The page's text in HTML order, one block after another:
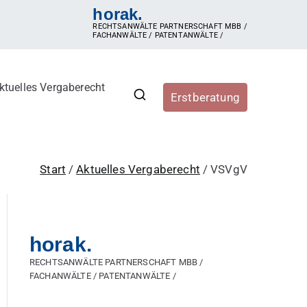
horak.
RECHTSANWÄLTE PARTNERSCHAFT MBB /
FACHANWÄLTE / PATENTANWÄLTE /
Vergabestellen sowie
e-Vergabe, öffentliche Ausschreibung,
Zuschlag, vorzeitige Beendigung der Vergabe,
Vergaberecht
Erstberatung
Start Aktuelles Vergaberecht VSVgV
horak.
RECHTSANWÄLTE PARTNERSCHAFT MBB /
FACHANWÄLTE / PATENTANWÄLTE /